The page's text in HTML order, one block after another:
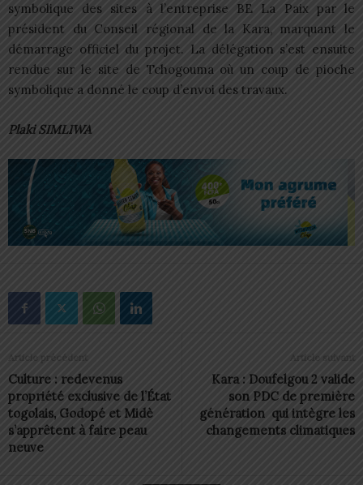
symbolique des sites à l’entreprise BE La Paix par le
président du Conseil régional de la Kara, marquant le
démarrage officiel du projet. La délégation s’est ensuite
rendue sur le site de Tchogouma où un coup de pioche
symbolique a donné le coup d’envoi des travaux.
Plaki SIMLIWA
Article précédent
Culture : redevenus
propriété exclusive de l’État
togolais, Godopé et Midè
s’apprêtent à faire peau
neuve
Article suivant
Kara : Doufelgou 2 valide
son PDC de première
génération qui intègre les
changements climatiques